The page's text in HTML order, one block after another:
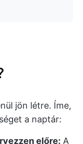
jön létre. Íme,
a naptár:
előre: A